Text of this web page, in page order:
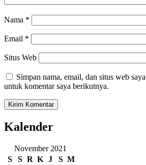
Nama *
Email *
Situs Web
Simpan nama, email, dan situs web
untuk komentar saya berikutnya.
Kalender
November 2021
S
S R K J S M